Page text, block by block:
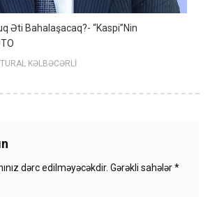
Əti Bahalaşacaq?- “Kaspi”nin
TURAL KƏLBƏCƏRLİ
dərc edilməyəcəkdir. Gərəkli sahələr*